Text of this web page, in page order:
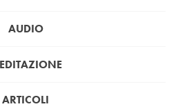
AUDIO
ARTICOLI